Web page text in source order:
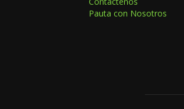
Pauta con Nosotros